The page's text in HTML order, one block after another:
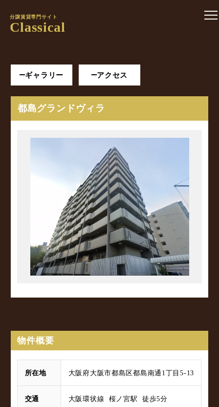
分譲賃貸専門サイト
Classical
ギャラリー アクセス
都島グランドヴィラ
物件概要
所在地 大阪府大阪市都島区都島南通1丁目5-13
交通
大阪環状線 桜ノ宮駅 徒歩5分